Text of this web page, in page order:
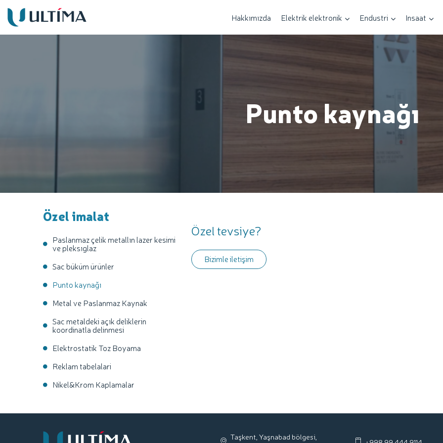
Hakkımızda Elektrik elektronik Endustri Insaat
Punto kaynağı
Özel imalat
Paslanmaz çelik metallın lazer kesimi
ve pleksıglaz
Sac büküm ürünler
Punto kaynağı
Metal ve Paslanmaz Kaynak
Sac metaldeki açık deliklerin
koordinatla delinmesi
Elektrostatik Toz Boyama
Reklam tabelalari
Nikel&Krom Kaplamalar
Özel tevsiye?
Bizimle iletişim
Taşkent, Yaşnabad bölgesi,